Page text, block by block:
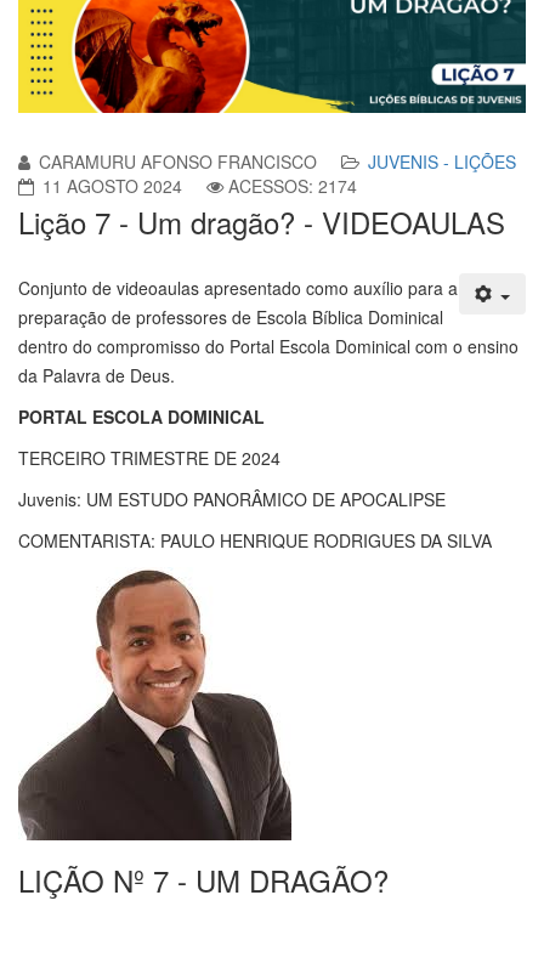
CARAMURU AFONSO FRANCISCO
JUVENIS - LIÇÕES
11 AGOSTO 2024
ACESSOS: 2174
Lição 7 - Um dragão? - VIDEOAULAS
Conjunto de videoaulas apresentado como auxílio para a
preparação de professores de Escola Bíblica Dominical
dentro do compromisso do Portal Escola Dominical com o ensino
da Palavra de Deus.
PORTAL ESCOLA DOMINICAL
TERCEIRO TRIMESTRE DE 2024
Juvenis: UM ESTUDO PANORÂMICO DE APOCALIPSE
COMENTARISTA: PAULO HENRIQUE RODRIGUES DA SILVA
LIÇÃO Nº 7 - UM DRAGÃO?